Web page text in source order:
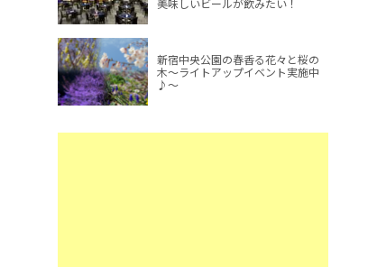
新宿中央公園の春香る花々と桜の
木～ライトアップイベント実施中
♪～